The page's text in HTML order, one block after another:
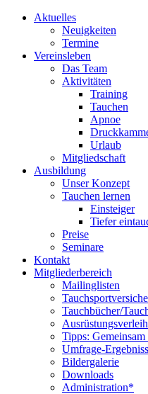
Aktuelles
Neuigkeiten
Termine
Vereinsleben
Das Team
Aktivitäten
Training
Tauchen
Apnoe
Urlaub
Mitgliedschaft
Ausbildung
Unser Konzept
Tauchen lernen
Einsteiger
Tiefer
Preise
Seminare
Kontakt
Mitgliederbereich
Mailinglisten
Tauchbücher/
Tipps:
Umfrage-
Bildergalerie
Downloads
Administration*